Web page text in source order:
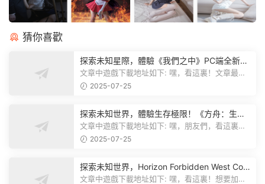
猜你喜歡
探索未知星際，體驗《我們之中》PC端全新版
本
文章中遊戲下載地址如下: 嘿，看這裏！文章最後
有個圖片，點一下就能加入我們遊...
2025-07-25
探索未知世界，體驗生存極限！《方舟：生存
飛升》v38.9中文版全新升級！
文章中遊戲下載地址如下: 嘿，朋友們，看這裏！
《方舟：生存飛升》這個遊戲超火...
2025-07-25
探索未知世界，Horizon Forbidden West Com
plete Edition正式發布！
文章中遊戲下載地址如下: 嘿，看這裏！想要加入